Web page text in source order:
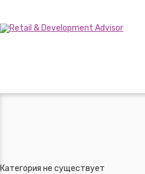
Категория не существует